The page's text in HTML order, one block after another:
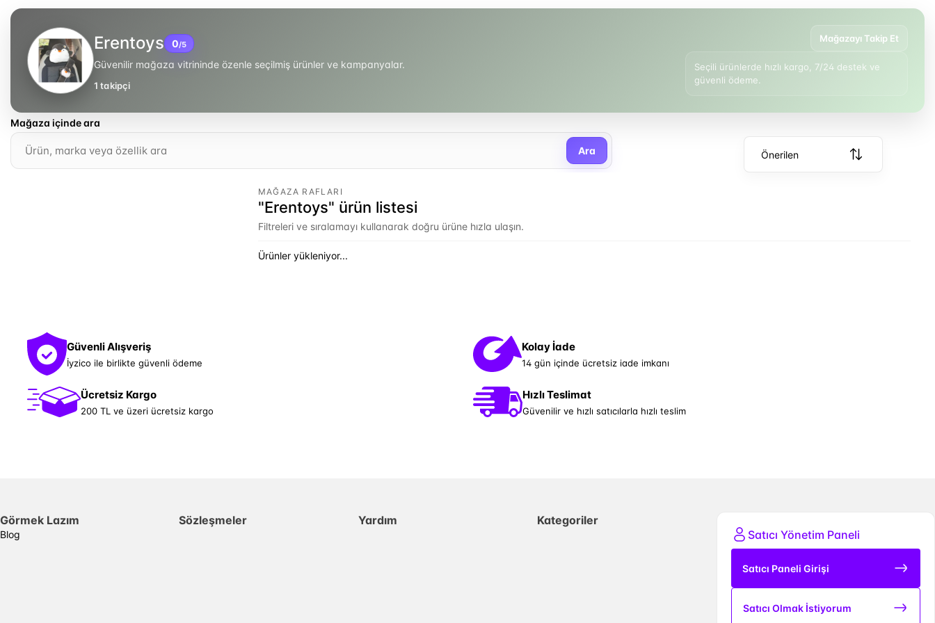
Erentoys 0/5
Güvenilir mağaza vitrininde özenle seçilmiş ürünler ve kampanyalar.
1 takipçi
Mağazayı Takip Et
Seçili ürünlerde hızlı kargo, 7/24 destek ve
güvenli ödeme.
Mağaza içinde ara
Ara Önerilen
MAĞAZA RAFLARI
"Erentoys" ürün listesi
Filtreleri ve sıralamayı kullanarak doğru ürüne hızla ulaşın.
Ürünler yükleniyor...
Güvenli Alışveriş
İyzico ile birlikte güvenli ödeme
Kolay İade
14 gün içinde ücretsiz iade imkanı
Ücretsiz Kargo
200 TL ve üzeri ücretsiz kargo
Hızlı Teslimat
Güvenilir ve hızlı satıcılarla hızlı teslim
Görmek Lazım
Blog
Sözleşmeler Yardım
Kategoriler
Satıcı Yönetim Paneli
Satıcı Paneli Girişi
Satıcı Olmak İstiyorum